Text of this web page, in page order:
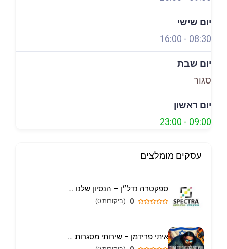
יום שישי
08:30
-
16:00
יום שבת
סגור
יום ראשון
09:00
-
23:00
עסקים מומלצים
ספקטרה נדל״ן – הנסיון שלנו הבית שלכם
0 (ביקורות 0)
איתי פרידמן – שירותי מסגרות וריתוך עד הבית באריאל